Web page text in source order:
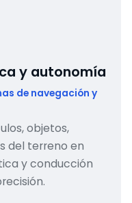
y autonomía
de navegación y
objetos,
del terreno en
y conducción